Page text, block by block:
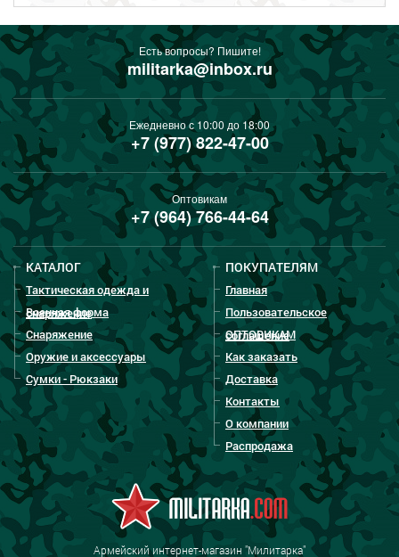
Есть вопросы? Пишите!
militarka@inbox.ru
Ежедневно с 10:00 до 18:00
+7 (977) 822-47-00
Оптовикам
+7 (964) 766-44-64
КАТАЛОГ
Тактическая одежда и
снаряжение
Военная форма
Снаряжение
Оружие и аксессуары
Сумки - Рюкзаки
ПОКУПАТЕЛЯМ
Главная
Пользовательское
соглашение
ОПТОВИКАМ
Как заказать
Доставка
Контакты
О компании
Распродажа
Армейский интернет-магазин "Милитарка"